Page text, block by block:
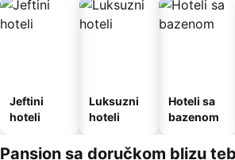
Jeftini
hoteli
Luksuzni
hoteli
Hoteli sa
bazenom
Pansion sa doručkom blizu